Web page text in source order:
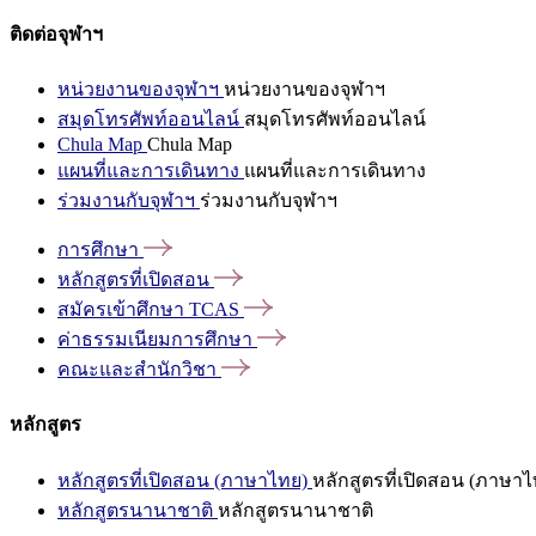
ติดต่อจุฬาฯ
หน่วยงานของจุฬาฯ หน่วยงานของจุฬาฯ
สมุดโทรศัพท์ออนไลน์ สมุดโทรศัพท์ออนไลน์
Chula Map Chula Map
แผนที่และการเดินทาง แผนที่และการเดินทาง
ร่วมงานกับจุฬาฯ ร่วมงานกับจุฬาฯ
การศึกษา
หลักสูตรที่เปิดสอน
สมัครเข้าศึกษา TCAS
ค่าธรรมเนียมการศึกษา
คณะและสำนักวิชา
หลักสูตร
หลักสูตรที่เปิดสอน (ภาษาไทย) หลักสูตรที่เปิดสอน (ภาษาไ
หลักสูตรนานาชาติ หลักสูตรนานาชาติ